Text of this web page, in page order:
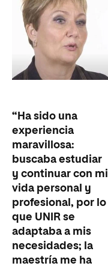
“Ha sido una
experiencia
maravillosa:
buscaba estudiar
y continuar con mi
vida personal y
profesional, por lo
que UNIR se
adaptaba a mis
necesidades; la
maestría me ha